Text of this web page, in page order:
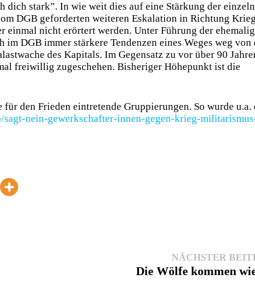
dich stark”. In wie weit dies auf eine Stärkung der
DGB geforderten weiteren Eskalation in Richtung Krieg
nicht erörtert werden. Unter Führung der
DGB immer stärkere Tendenzen eines Weges weg von
des Kapitals. Im Gegensatz zu vor über 90
freiwillig zugeschehen. Bisheriger Höhepunkt ist die
den Frieden eintretende Gruppierungen. So wurde u.a.
sagt-nein-gewerkschafter-innen-gegen-krieg-
NÄCHSTER
Die Wölfe kommen